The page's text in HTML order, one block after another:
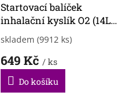
Startovací balíček
inhalační kyslík O2 (14L)
4 ks + pulzní oxymetr
Průměrné
produktu
3,8
skladem (9912 ks)
649 Kč / ks
Do košíku